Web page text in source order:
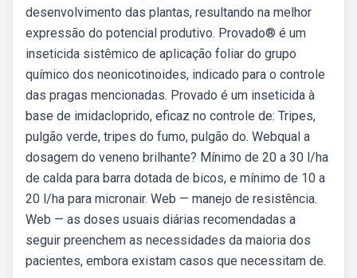
desenvolvimento das plantas, resultando na melhor
expressão do potencial produtivo. Provado® é um
inseticida sistêmico de aplicação foliar do grupo
químico dos neonicotinoides, indicado para o controle
das pragas mencionadas. Provado é um inseticida à
base de imidacloprido, eficaz no controle de: Tripes,
pulgão verde, tripes do fumo, pulgão do. Webqual a
dosagem do veneno brilhante? Mínimo de 20 a 30 l/ha
de calda para barra dotada de bicos, e mínimo de 10 a
20 l/ha para micronair. Web — manejo de resistência.
Web — as doses usuais diárias recomendadas a
seguir preenchem as necessidades da maioria dos
pacientes, embora existam casos que necessitam de.